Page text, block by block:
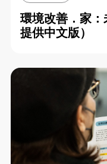
環境改善．家
提供中文版）